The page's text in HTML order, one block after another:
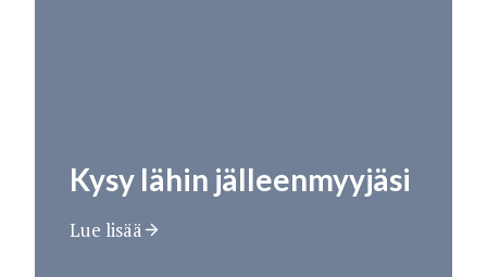
Kysy lähin jälleenmyyjäsi
Lue lisää